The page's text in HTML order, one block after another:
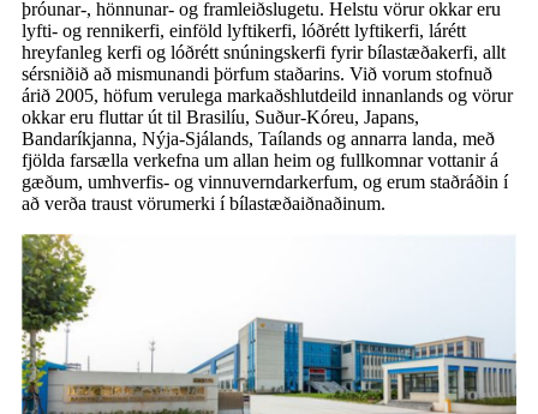
þróunar-, hönnunar- og framleiðslugetu. Helstu vörur okkar eru
lyfti- og rennikerfi, einföld lyftikerfi, lóðrétt lyftikerfi, lárétt
hreyfanleg kerfi og lóðrétt snúningskerfi fyrir bílastæðakerfi, allt
sérsniðið að mismunandi þörfum staðarins. Við vorum stofnuð
árið 2005, höfum verulega markaðshlutdeild innanlands og vörur
okkar eru fluttar út til Brasilíu, Suður-Kóreu, Japans,
Bandaríkjanna, Nýja-Sjálands, Taílands og annarra landa, með
fjölda farsælla verkefna um allan heim og fullkomnar vottanir á
gæðum, umhverfis- og vinnuverndarkerfum, og erum staðráðin í
að verða traust vörumerki í bílastæðaiðnaðinum.